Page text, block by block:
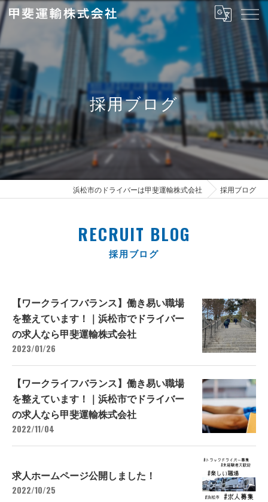
採用ブログ
浜松市のドライバーは甲斐運輸株式会社 採用ブログ
RECRUIT BLOG
採用ブログ
【ワークライフバランス】働き易い職場
を整えています！｜浜松市でドライバー
の求人なら甲斐運輸株式会社
2023/01/26
【ワークライフバランス】働き易い職場
を整えています！｜浜松市でドライバー
の求人なら甲斐運輸株式会社
2022/11/04
求人ホームページ公開しました！
2022/10/25